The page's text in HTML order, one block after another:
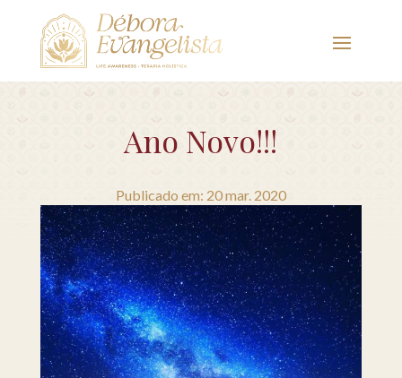
Ano Novo!!!
Publicado em: 20 mar. 2020